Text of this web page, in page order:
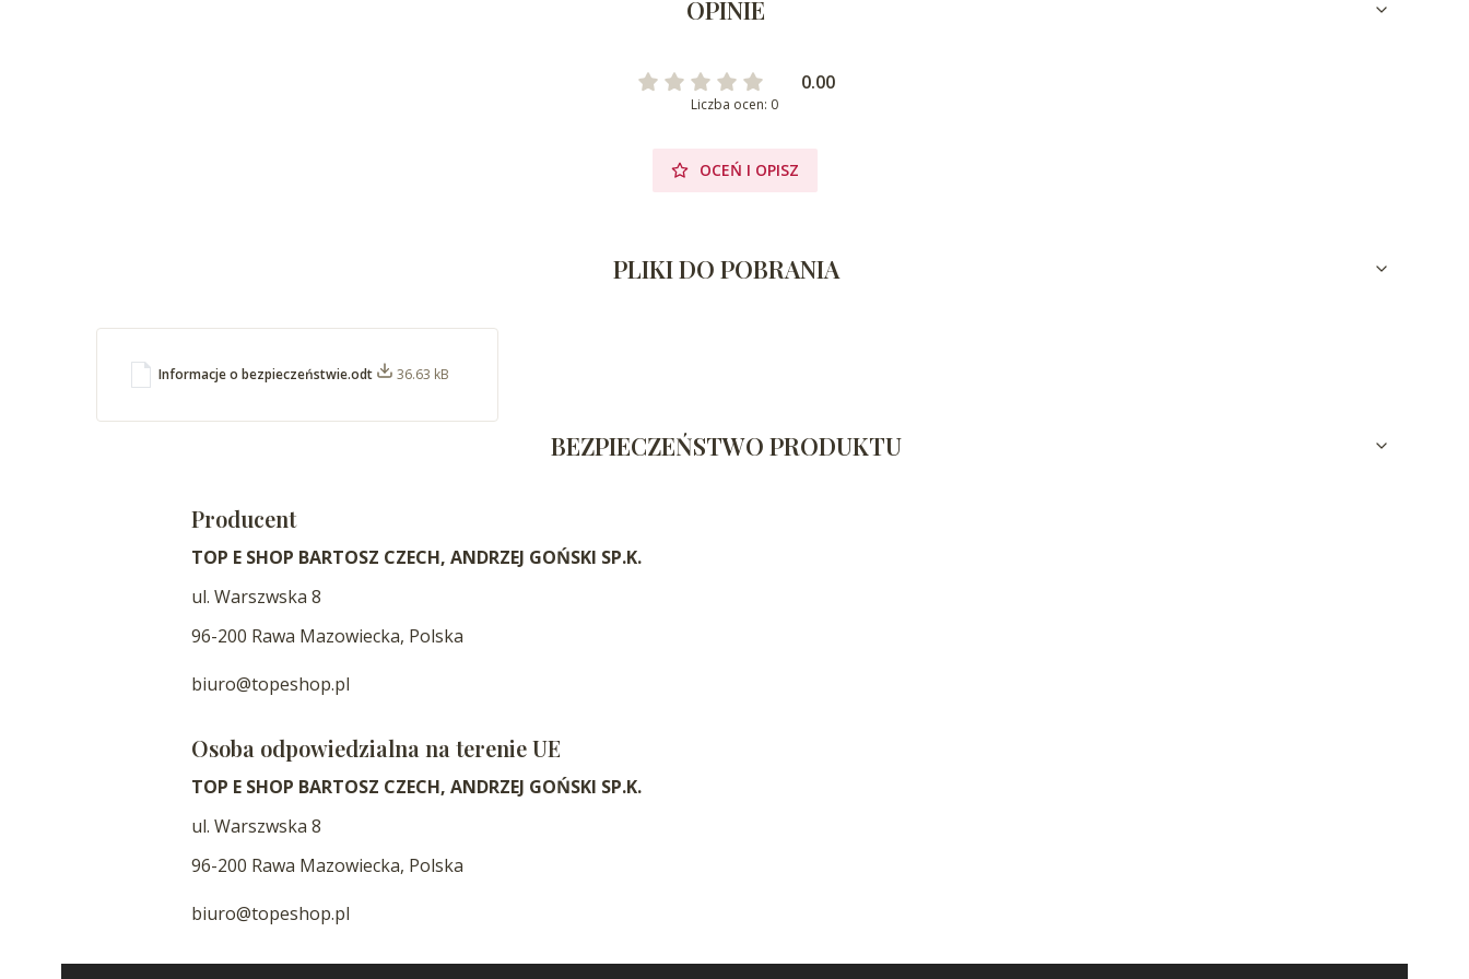
OPINIE
0.00
Liczba ocen: 0
OCEŃ I OPISZ
PLIKI DO POBRANIA
Informacje o bezpieczeństwie.odt 36.63 kB
BEZPIECZEŃSTWO PRODUKTU
Producent
TOP E SHOP BARTOSZ CZECH, ANDRZEJ GOŃSKI SP.K.
ul. Warszwska 8
96-200 Rawa Mazowiecka, Polska
biuro@topeshop.pl
Osoba odpowiedzialna na terenie UE
TOP E SHOP BARTOSZ CZECH, ANDRZEJ GOŃSKI SP.K.
ul. Warszwska 8
96-200 Rawa Mazowiecka, Polska
biuro@topeshop.pl